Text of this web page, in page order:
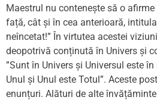
Maestrul nu contenește să o
față, cât și în cea anterioară,
neîncetat!” În virtutea acestei
deopotrivă conținută în Univers și
”Sunt în Univers și Universul este
Unul și Unul este Totul”. Aceste
enunțuri. Alături de alte